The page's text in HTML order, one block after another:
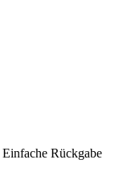
Einfache Rückgabe